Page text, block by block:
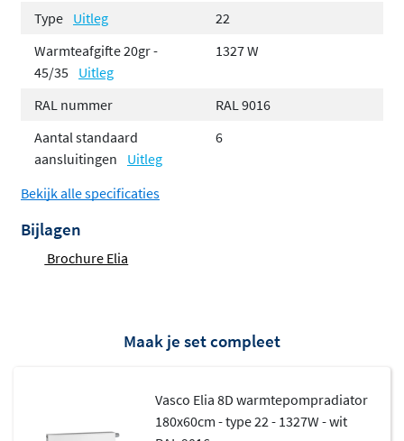
Elia 8D (vlak)
Daarnaast zijn de Elia 8D en 8L voorzien van een
middenonder of onder-rechts aansluiting 3/4" 50mm.
aansluiten. Naast dat het in veel gevallen praktisch is,
ziet het er ook veel strakker uit.
Perfect in combinatie met
Uiterst energie-efficiënt
Voor nieuwbouw & renovatie
Eenvoudige installatie
Type Uitleg
22
Warmteafgifte 20gr -
45/35 Uitleg
1327 W
RAL nummer
RAL 9016
Aantal standaard
aansluitingen
Uitleg
6
Bekijk alle specificaties
Bijlagen
Brochure Elia
Maak je set compleet
Vasco Elia 8D warmtepompradiator
180x60cm - type 22 - 1327W - wit